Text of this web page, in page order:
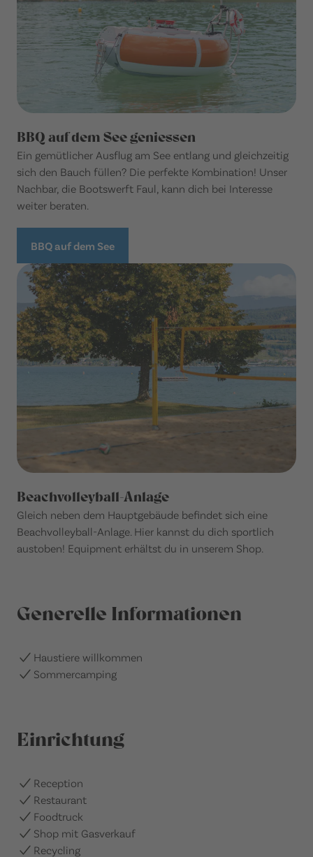
BBQ auf dem See geniessen
Ein gemütlicher Ausflug am See entlang und gleichzeitig
sich den Bauch füllen? Die perfekte Kombination! Unser
Nachbar, die Bootswerft Faul, kann dich bei Interesse
weiter beraten.
BBQ auf dem See
Beachvolleyball-Anlage
Gleich neben dem Hauptgebäude befindet sich eine
Beachvolleyball-Anlage. Hier kannst du dich sportlich
austoben! Equipment erhältst du in unserem Shop.
Generelle Informationen
Haustiere willkommen
Sommercamping
Einrichtung
Reception
Restaurant
Foodtruck
Shop mit Gasverkauf
Recycling